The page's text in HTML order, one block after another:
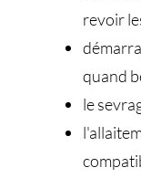
revoir
quand
le